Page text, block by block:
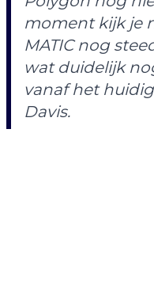
moment kijk je
MATIC nog
wat duidelijk
vanaf het
Davis.